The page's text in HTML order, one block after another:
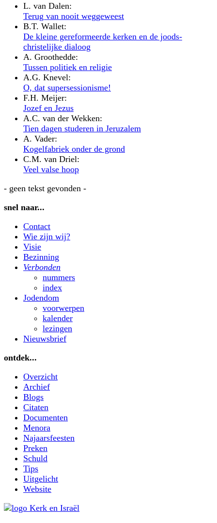
L. van Dalen:
Terug van nooit weggeweest
B.T. Wallet:
De kleine gereformeerde kerken en de joods-
christelijke dialoog
A. Groothedde:
Tussen politiek en religie
A.G. Knevel:
O, dat supersessionisme!
F.H. Meijer:
Jozef en Jezus
A.C. van der Wekken:
Tien dagen studeren in Jeruzalem
A. Vader:
Kogelfabriek onder de grond
C.M. van Driel:
Veel valse hoop
- geen tekst gevonden -
snel naar...
Contact
Wie zijn wij?
Visie
Bezinning
Verbonden
nummers
index
Jodendom
voorwerpen
kalender
lezingen
Nieuwsbrief
ontdek...
Overzicht
Archief
Blogs
Citaten
Documenten
Menora
Najaarsfeesten
Preken
Schuld
Tips
Uitgelicht
Website